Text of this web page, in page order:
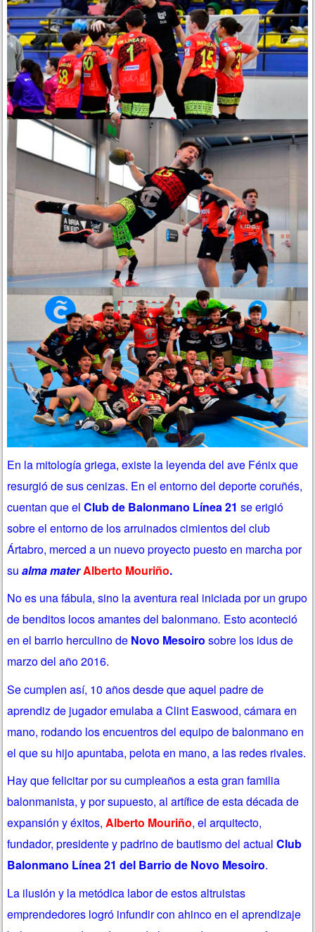
En la mitología griega, existe la leyenda del ave Fénix que
resurgió de sus cenizas. En el entorno del deporte coruñés,
cuentan que elClub de Balonmano Línea 21se erigió
sobre el entorno de los arruinados cimientos del club
Ártabro, merced a un nuevo proyecto puesto en marcha por
sualma materAlberto Mouriño.
No es una fábula, sino la aventura real iniciada por un grupo
de benditos locos amantes del balonmano. Esto aconteció
en el barrio herculino de Novo Mesoiro sobre los idus de
marzo del año 2016.
Se cumplen así, 10 años desde que aquel padre de
aprendiz de jugador emulaba a Clint Easwood, cámara en
mano, rodando los encuentros del equipo de balonmano en
el que su hijo apuntaba, pelota en mano, a las redes rivales.
Hay que felicitar por su cumpleaños a esta gran familia
balonmanista, y por supuesto, al artífice de esta década de
expansión y éxitos,Alberto Mouriño, el arquitecto,
fundador, presidente y padrino de bautismo del actualClub
Balonmano Línea 21 del Barrio de Novo Mesoiro.
La ilusión y la metódica labor de estos altruistas
emprendedores logró infundir con ahinco en el aprendizaje